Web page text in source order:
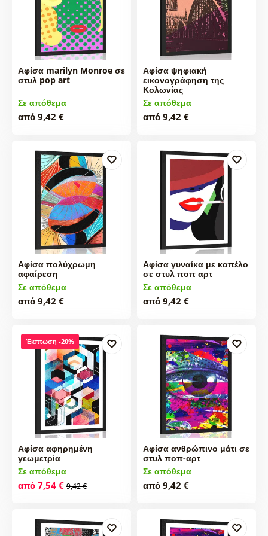
Αφίσα marilyn Monroe σε
στυλ pop art
Σε απόθεμα
από 9,42 €
Αφίσα ψηφιακή
εικονογράφηση της
Κολωνίας
Σε απόθεμα
από 9,42 €
Αφίσα πολύχρωμη
αφαίρεση
Σε απόθεμα
από 9,42 €
Αφίσα γυναίκα με καπέλο
σε στυλ ποπ αρτ
Σε απόθεμα
από 9,42 €
Έκπτωση -20%
Αφίσα αφηρημένη
γεωμετρία
Σε απόθεμα
από 7,54 € 9,42 €
Αφίσα ανθρώπινο μάτι σε
στυλ ποπ-αρτ
Σε απόθεμα
από 9,42 €